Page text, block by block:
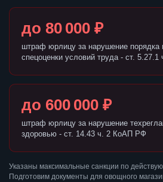
до 80 000 ₽
штраф юрлицу за нарушение порядка
спецоценки условий труда - ст.
до 600 000 ₽
штраф юрлицу за нарушение
здоровью - ст. 14.43 ч. 2 КоАП РФ
Указаны максимальные санкции по
Подготовим документы для овощного